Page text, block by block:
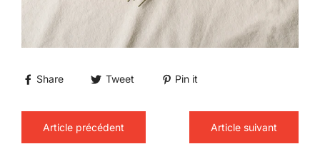
Share Tweet Pin it
Article précédent Article suivant